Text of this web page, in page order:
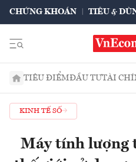
CHỨNG KHOÁN TIÊU &
TIÊU ĐIỂMĐẦU TƯTÀI
KINH TẾ SỐ
Máy tính lượng